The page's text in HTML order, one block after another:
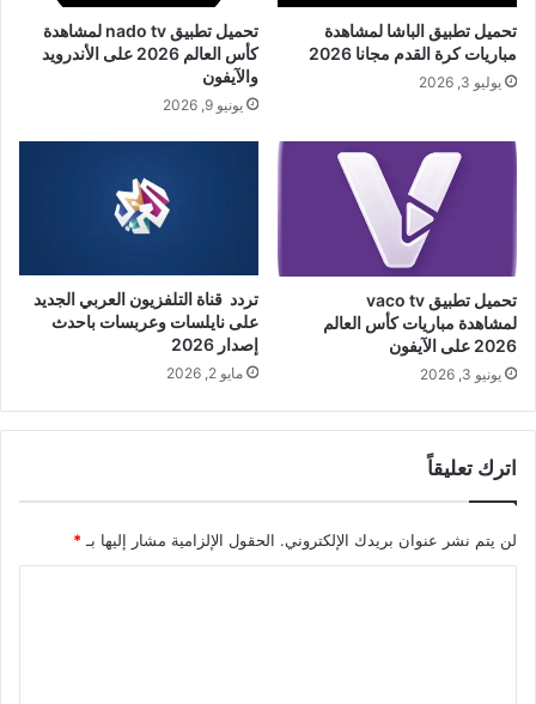
تحميل تطبيق الباشا لمشاهدة
مباريات كرة القدم مجانا 2026
يوليو 3, 2026
تحميل تطبيق nado tv لمشاهدة
كأس العالم 2026 على الأندرويد
والآيفون
يونيو 9, 2026
تحميل تطبيق vaco tv
لمشاهدة مباريات كأس العالم
2026 على الآيفون
يونيو 3, 2026
تردد قناة التلفزيون العربي الجديد
على نايلسات وعربسات باحدث
إصدار 2026
مايو 2, 2026
اترك تعليقاً
لن يتم نشر عنوان بريدك الإلكتروني. الحقول الإلزامية مشار إليها بـ *